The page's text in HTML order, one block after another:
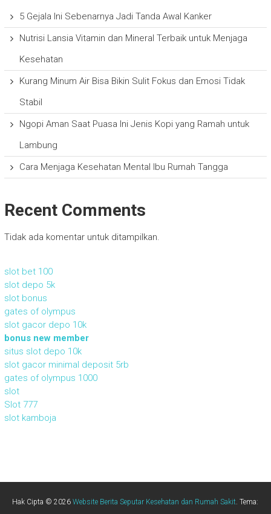
5 Gejala Ini Sebenarnya Jadi Tanda Awal Kanker
Nutrisi Lansia Vitamin dan Mineral Terbaik untuk Menjaga
Kesehatan
Kurang Minum Air Bisa Bikin Sulit Fokus dan Emosi Tidak
Stabil
Ngopi Aman Saat Puasa Ini Jenis Kopi yang Ramah untuk
Lambung
Cara Menjaga Kesehatan Mental Ibu Rumah Tangga
Recent Comments
Tidak ada komentar untuk ditampilkan.
slot bet 100
slot depo 5k
slot bonus
gates of olympus
slot gacor depo 10k
bonus new member
situs slot depo 10k
slot gacor minimal deposit 5rb
gates of olympus 1000
slot
Slot 777
slot kamboja
Hak Cipta © 2026Website Berita Seputar Kesehatan dan Rumah Sakit. Tema: